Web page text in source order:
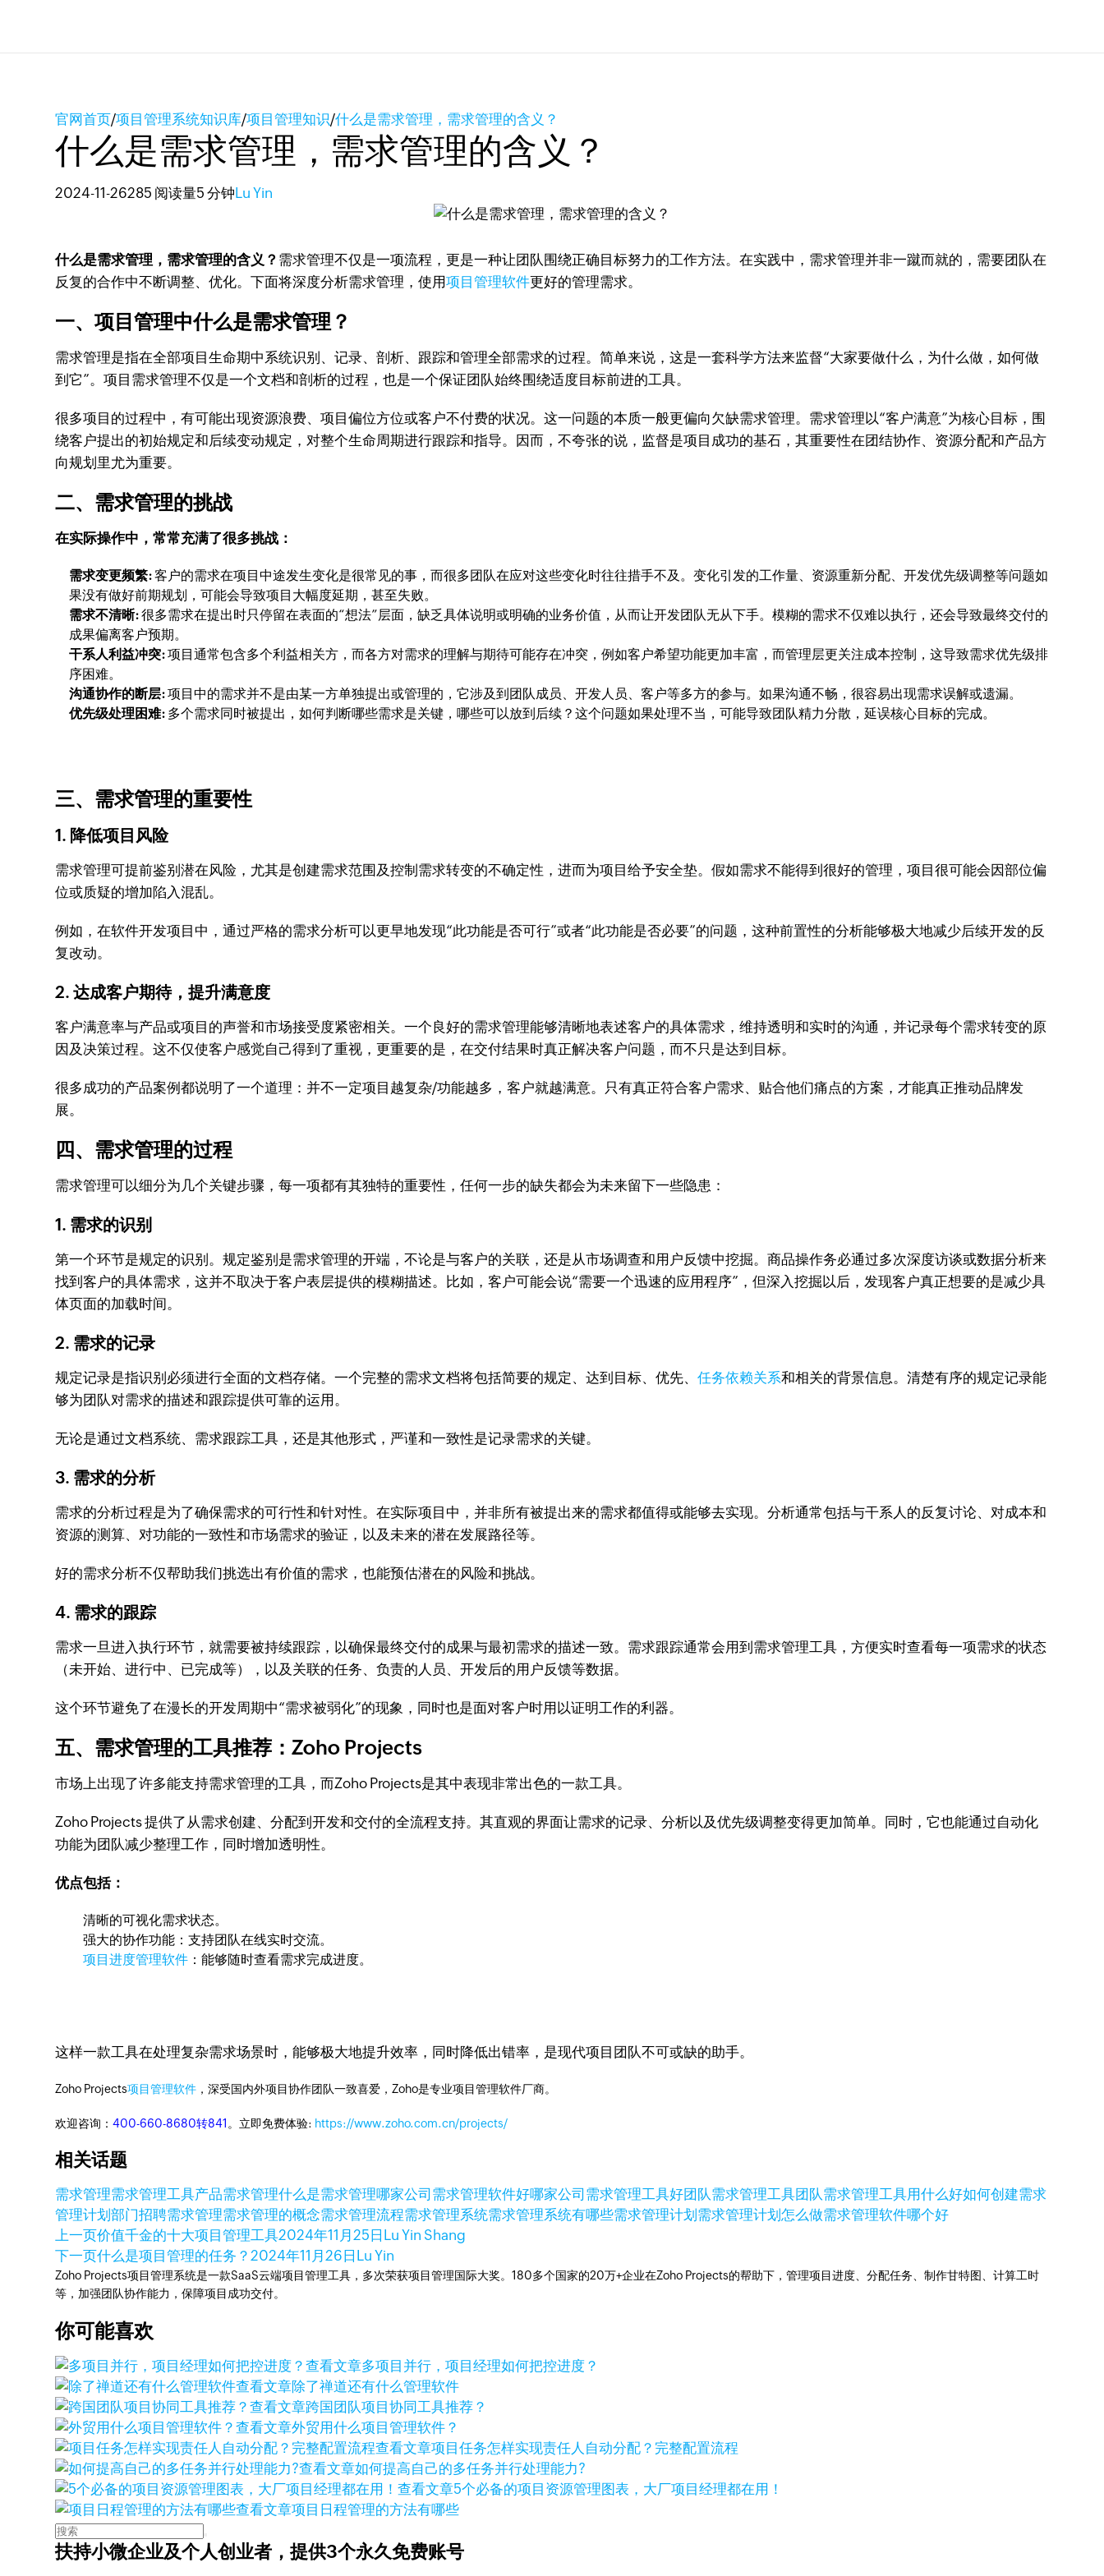
官网首页/项目管理系统知识库/项目管理知识/什么是需求管理，需求管理的含义？
什么是需求管理，需求管理的含义？
2024-11-26285 阅读量5 分钟 Lu Yin
什么是需求管理，需求管理的含义？ 需求管理不仅是一项流程，更是一种让团队围绕正确目标努力的工作方法。在实践中，需求管理并非一蹴而就的，需要团队在
反复的合作中不断调整、优化。下面将深度分析需求管理，使用项目管理软件更好的管理需求。
一、项目管理中什么是需求管理？
需求管理是指在全部项目生命期中系统识别、记录、剖析、跟踪和管理全部需求的过程。简单来说，这是一套科学方法来监督“大家要做什么，为什么做，如何做
到它”。项目需求管理不仅是一个文档和剖析的过程，也是一个保证团队始终围绕适度目标前进的工具。
很多项目的过程中，有可能出现资源浪费、项目偏位方位或客户不付费的状况。这一问题的本质一般更偏向欠缺需求管理。需求管理以“客户满意”为核心目标，围
绕客户提出的初始规定和后续变动规定，对整个生命周期进行跟踪和指导。因而，不夸张的说，监督是项目成功的基石，其重要性在团结协作、资源分配和产品方
向规划里尤为重要。
二、需求管理的挑战
在实际操作中，常常充满了很多挑战：
需求变更频繁:客户的需求在项目中途发生变化是很常见的事，而很多团队在应对这些变化时往往措手不及。变化引发的工作量、资源重新分配、开发优先级调整等问题如
果没有做好前期规划，可能会导致项目大幅度延期，甚至失败。
需求不清晰:很多需求在提出时只停留在表面的“想法”层面，缺乏具体说明或明确的业务价值，从而让开发团队无从下手。模糊的需求不仅难以执行，还会导致最终交付的
成果偏离客户预期。
干系人利益冲突:项目通常包含多个利益相关方，而各方对需求的理解与期待可能存在冲突，例如客户希望功能更加丰富，而管理层更关注成本控制，这导致需求优先级排
序困难。
沟通协作的断层:项目中的需求并不是由某一方单独提出或管理的，它涉及到团队成员、开发人员、客户等多方的参与。如果沟通不畅，很容易出现需求误解或遗漏。
优先级处理困难: 多个需求同时被提出，如何判断哪些需求是关键，哪些可以放到后续？这个问题如果处理不当，可能导致团队精力分散，延误核心目标的完成。
三、需求管理的重要性
1. 降低项目风险
需求管理可提前鉴别潜在风险，尤其是创建需求范围及控制需求转变的不确定性，进而为项目给予安全垫。假如需求不能得到很好的管理，项目很可能会因部位偏
位或质疑的增加陷入混乱。
例如，在软件开发项目中，通过严格的需求分析可以更早地发现“此功能是否可行”或者“此功能是否必要”的问题，这种前置性的分析能够极大地减少后续开发的反
复改动。
2. 达成客户期待，提升满意度
客户满意率与产品或项目的声誉和市场接受度紧密相关。一个良好的需求管理能够清晰地表述客户的具体需求，维持透明和实时的沟通，并记录每个需求转变的原
因及决策过程。这不仅使客户感觉自己得到了重视，更重要的是，在交付结果时真正解决客户问题，而不只是达到目标。
很多成功的产品案例都说明了一个道理：并不一定项目越复杂/功能越多，客户就越满意。只有真正符合客户需求、贴合他们痛点的方案，才能真正推动品牌发
展。
四、需求管理的过程
需求管理可以细分为几个关键步骤，每一项都有其独特的重要性，任何一步的缺失都会为未来留下一些隐患：
1. 需求的识别
第一个环节是规定的识别。规定鉴别是需求管理的开端，不论是与客户的关联，还是从市场调查和用户反馈中挖掘。商品操作务必通过多次深度访谈或数据分析来
找到客户的具体需求，这并不取决于客户表层提供的模糊描述。比如，客户可能会说“需要一个迅速的应用程序”，但深入挖掘以后，发现客户真正想要的是减少具
体页面的加载时间。
2. 需求的记录
规定记录是指识别必须进行全面的文档存储。一个完整的需求文档将包括简要的规定、达到目标、优先、任务依赖关系和相关的背景信息。清楚有序的规定记录能
够为团队对需求的描述和跟踪提供可靠的运用。
无论是通过文档系统、需求跟踪工具，还是其他形式，严谨和一致性是记录需求的关键。
3. 需求的分析
需求的分析过程是为了确保需求的可行性和针对性。在实际项目中，并非所有被提出来的需求都值得或能够去实现。分析通常包括与干系人的反复讨论、对成本和
资源的测算、对功能的一致性和市场需求的验证，以及未来的潜在发展路径等。
好的需求分析不仅帮助我们挑选出有价值的需求，也能预估潜在的风险和挑战。
4. 需求的跟踪
需求一旦进入执行环节，就需要被持续跟踪，以确保最终交付的成果与最初需求的描述一致。需求跟踪通常会用到需求管理工具，方便实时查看每一项需求的状态
（未开始、进行中、已完成等），以及关联的任务、负责的人员、开发后的用户反馈等数据。
这个环节避免了在漫长的开发周期中“需求被弱化”的现象，同时也是面对客户时用以证明工作的利器。
五、需求管理的工具推荐：Zoho Projects
市场上出现了许多能支持需求管理的工具，而Zoho Projects是其中表现非常出色的一款工具。
Zoho Projects 提供了从需求创建、分配到开发和交付的全流程支持。其直观的界面让需求的记录、分析以及优先级调整变得更加简单。同时，它也能通过自动化
功能为团队减少整理工作，同时增加透明性。
优点包括：
清晰的可视化需求状态。
强大的协作功能：支持团队在线实时交流。
项目进度管理软件 ：能够随时查看需求完成进度。
这样一款工具在处理复杂需求场景时，能够极大地提升效率，同时降低出错率，是现代项目团队不可或缺的助手。
Zoho Projects项目管理软件 ，深受国内外项目协作团队一致喜爱，Zoho是专业项目管理软件厂商。
欢迎咨询：400-660-8680转841 。立即免费体验: https://www.zoho.com.cn/projects/
相关话题
需求管理需求管理工具产品需求管理什么是需求管理哪家公司需求管理软件好哪家公司需求管理工具好团队需求管理工具团队需求管理工具用什么好如何创建需求
管理计划部门招聘需求管理需求管理的概念需求管理流程需求管理系统需求管理系统有哪些需求管理计划 需求管理计划怎么做需求管理软件哪个好
上一页价值千金的十大项目管理工具2024年11月25日 Lu Yin Shang
下一页什么是项目管理的任务？2024年11月26日 Lu Yin
Zoho Projects项目管理系统是一款SaaS云端项目管理工具，多次荣获项目管理国际大奖。180多个国家的20万+企业在Zoho Projects的帮助下，管理项目进度、分配任务、制作甘特图、计算工时
等，加强团队协作能力，保障项目成功交付。
你可能喜欢
查看文章多项目并行，项目经理如何把控进度？
查看文章除了禅道还有什么管理软件
查看文章跨国团队项目协同工具推荐？
查看文章外贸用什么项目管理软件？
查看文章项目任务怎样实现责任人自动分配？完整配置流程
查看文章如何提高自己的多任务并行处理能力?
查看文章5个必备的项目资源管理图表，大厂项目经理都在用！
查看文章项目日程管理的方法有哪些
扶持小微企业及个人创业者，提供3个永久免费账号